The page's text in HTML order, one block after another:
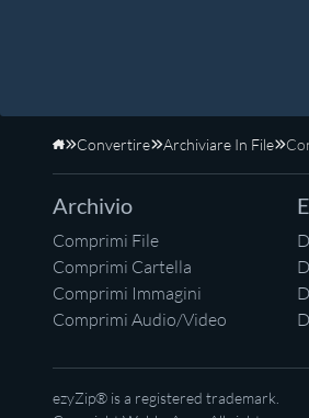
Home
Convertire Archiviare In File
Archivio
Comprimi File
Comprimi Cartella
Comprimi Immagini
Comprimi Audio/Video
ezyZip® is a registered trademark.